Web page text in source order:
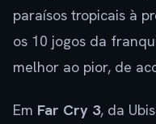
paraísos tropicais à
os 10 jogos da
melhor ao pior, de
Em Far Cry 3, da